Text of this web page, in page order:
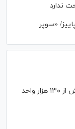
ندارد
«سوپر
تداوم روند صعودی بورس/ شاخص کل بیش از ۱۳۰ هزار واحد